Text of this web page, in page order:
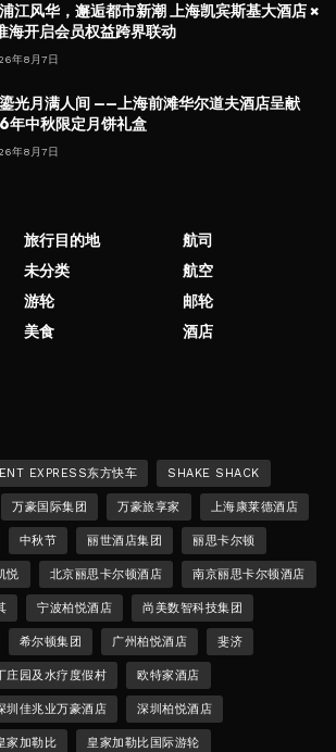
江风华，邂逅都市新潮 上海凯宾斯基大酒店 ×
海开启会员权益跨界联动
年8月7日
光月满人间 ——上海前滩华尔道夫酒店呈献
年中秋限定月饼礼盒
年8月7日
旅行目的地
未分类
游轮
美食
航司
航空
邮轮
酒店
EXPRESS东方快车 SHAKE SHACK
万豪国际集团 万豪旅享家 上海康莱德酒店
中秋节 丽世酒店集团 丽思卡尔顿
悦 北京丽思卡尔顿酒店 南京丽思卡尔顿酒店
宁波柏悦酒店 尚美数智科技集团
希尔顿集团 广州柏悦酒店 斐济
庄园及水疗度假村 欧特家酒店
圳佳兆业万豪酒店 深圳柏悦酒店
家加勒比 皇家加勒比国际游轮